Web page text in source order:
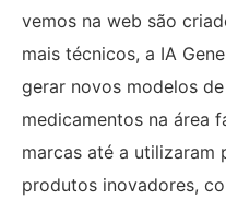
vemos na web são
mais técnicos, a IA
gerar novos modelos
medicamentos na área
marcas até a utilizaram
produtos inovadores,